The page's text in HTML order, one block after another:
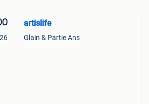
artislife
Glain & Partie Ans